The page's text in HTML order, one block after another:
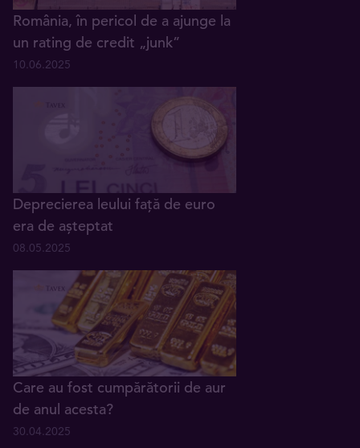
România, în pericol de a ajunge la
un rating de credit „junk”
10.06.2025
Deprecierea leului față de euro
era de așteptat
08.05.2025
Care au fost cumpărătorii de aur
de anul acesta?
30.04.2025